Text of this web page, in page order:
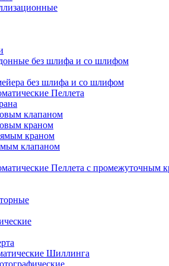
без шлифа и со шлифом
без шлифа и со шлифом
Пеллета
клапаном
краном
краном
клапаном
Пеллета с промежуточным
Шиллинга